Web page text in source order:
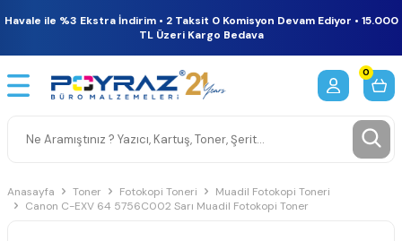
Havale ile %3 Ekstra İndirim • 2 Taksit 0 Komisyon Devam Ediyor • 15.000
TL Üzeri Kargo Bedava
0
Anasayfa Toner Fotokopi Toneri
Muadil Fotokopi Toneri
Canon C-EXV 64 5756C002 Sarı Muadil Fotokopi Toner